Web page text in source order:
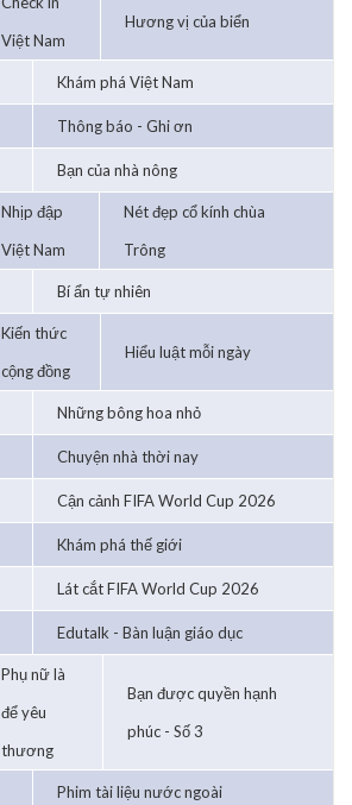
Việt Nam
Hương vị của biển
Khám phá Việt Nam
Thông báo - Ghi ơn
Bạn của nhà nông
Nhịp đập
Việt Nam
Nét đẹp cổ kính chùa
Trông
Bí ẩn tự nhiên
Kiến thức
cộng đồng
Hiểu luật mỗi ngày
Những bông hoa nhỏ
Chuyện nhà thời nay
Cận cảnh FIFA World Cup 2026
Khám phá thế giới
Lát cắt FIFA World Cup 2026
Edutalk - Bàn luận giáo dục
Phụ nữ là
để yêu
thương
Bạn được quyền hạnh
phúc - Số 3
Phim tài liệu nước ngoài